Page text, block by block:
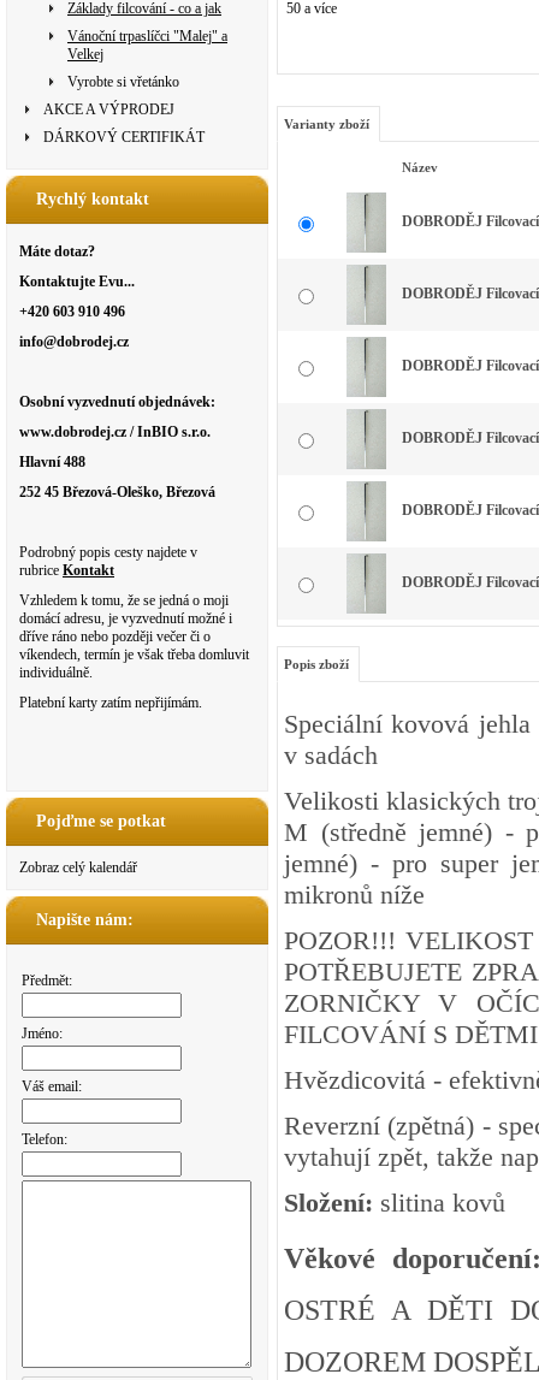
Základy filcování - co a jak
Vánoční trpaslíčci "Malej" a
Velkej
Vyrobte si vřetánko
AKCE A VÝPRODEJ
DÁRKOVÝ CERTIFIKÁT
Rychlý kontakt
Máte dotaz?
Kontaktujte Evu...
+420 603 910 496
info@dobrodej.cz
Osobní vyzvednutí objednávek:
www.dobrodej.cz / InBIO s.r.o.
Hlavní 488
252 45 Březová-Oleško, Březová
Podrobný popis cesty najdete v
rubrice Kontakt
Vzhledem k tomu, že se jedná o moji
domácí adresu, je vyzvednutí možné i
dříve ráno nebo později večer či o
víkendech, termín je však třeba domluvit
individuálně.
Platební karty zatím nepřijímám.
Pojďme se potkat
Zobraz celý kalendář
Napište nám:
Předmět:
Jméno:
Váš email:
Telefon:
50 a více
Varianty zboží
Název
DOBRODĚJ
DOBRODĚJ
DOBRODĚJ
DOBRODĚJ
DOBRODĚJ
DOBRODĚJ
Popis zboží
Speciální kovová
v sadách
Velikosti klasických
M (středně jemné) -
jemné) - pro super
mikronů níže
POZOR!!!
POTŘEBUJETE
ZORNIČKY V
FILCOVÁNÍ S
Hvězdicovitá -
Reverzní (zpětná) - s
vytahují zpět, takže
Složení: slitina kovů
Věkové
OSTRÉ A DĚTI
DOZOREM